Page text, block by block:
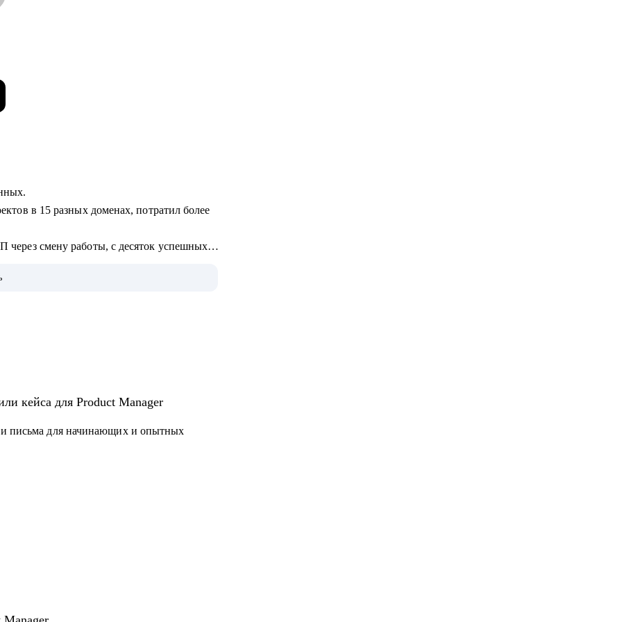
в 15 разных доменах, потратил более
через смену работы, с десяток успешных
и подзаконных актов
кейса для Product Manager
и письма для начинающих и опытных